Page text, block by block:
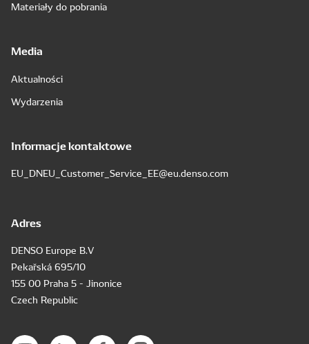
Materiały do pobrania
Media
Aktualności
Wydarzenia
Informacje kontaktowe
EU_DNEU_Customer_Service_EE@eu.denso.com
Adres
DENSO Europe B.V
Pekařská 695/10
155 00 Praha 5 - Jinonice
Czech Republic